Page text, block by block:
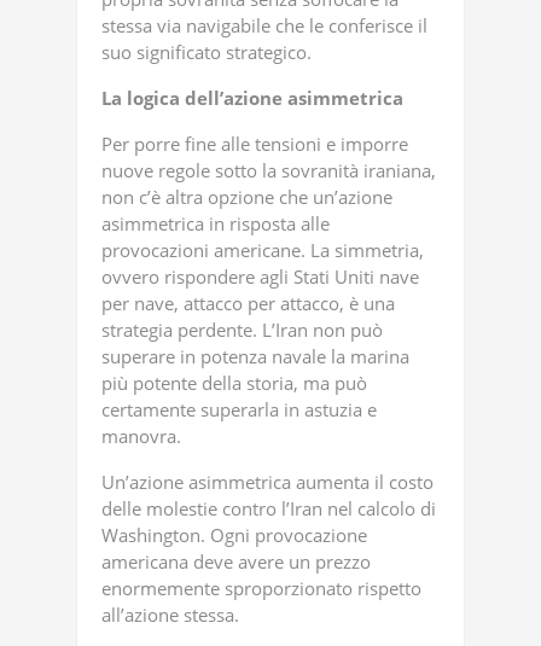
stessa via navigabile che le conferisce il
suo significato strategico.
La logica dell’azione asimmetrica
Per porre fine alle tensioni e imporre
nuove regole sotto la sovranità iraniana,
non c’è altra opzione che un’azione
asimmetrica in risposta alle
provocazioni americane. La simmetria,
ovvero rispondere agli Stati Uniti nave
per nave, attacco per attacco, è una
strategia perdente. L’Iran non può
superare in potenza navale la marina
più potente della storia, ma può
certamente superarla in astuzia e
manovra.
Un’azione asimmetrica aumenta il costo
delle molestie contro l’Iran nel calcolo di
Washington. Ogni provocazione
americana deve avere un prezzo
enormemente sproporzionato rispetto
all’azione stessa.